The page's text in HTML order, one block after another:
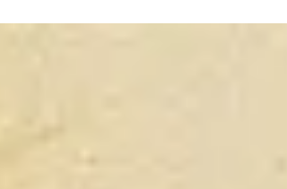
più complicata dalla burocrazia e da decine di